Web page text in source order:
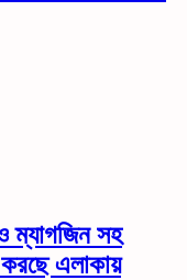
ম্যাগজিন সহ
করছে এলাকায়